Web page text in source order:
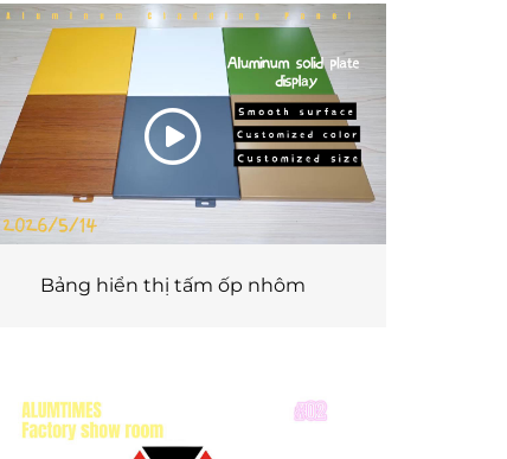
Bảng hiển thị tấm ốp nhôm